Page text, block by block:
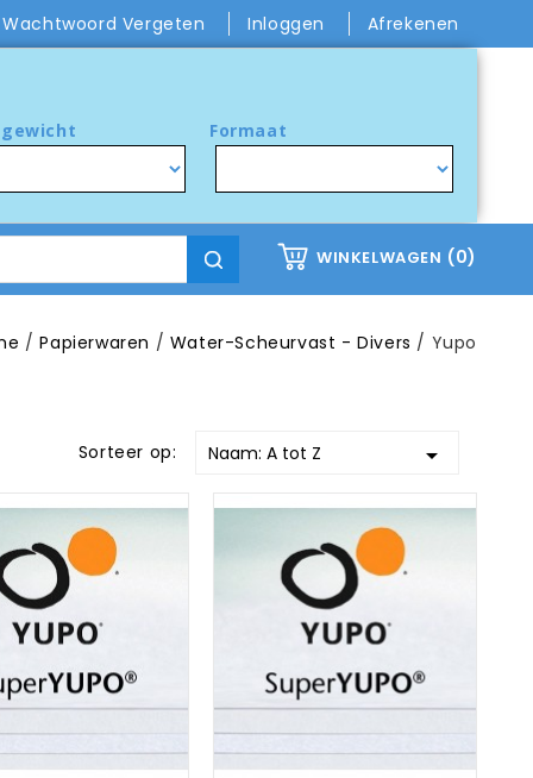
Wachtwoord Vergeten Inloggen Afrekenen
Formaat
WINKELWAGEN (0)
Papierwaren Water-Scheurvast - Divers Yupo
Sorteer op: Naam: A tot Z 